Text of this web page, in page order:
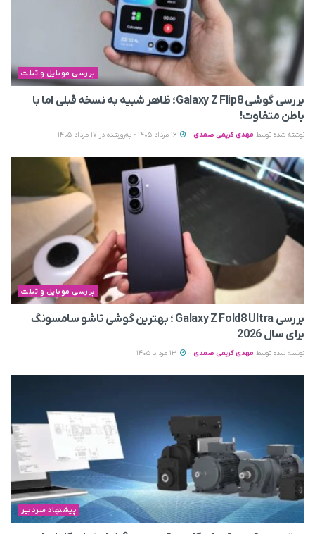
بررسی موبایل و تبلت
بررسی گوشی Galaxy Z Flip8؛ ظاهر شبیه به نسخه قبلی اما با
باطن متفاوت!
نوشته شده توسط مهدی کریمی صمدی
بررسی موبایل و تبلت
بررسی Galaxy Z Fold8 Ultra ؛ بهترین گوشی تاشو سامسونگ
برای سال 2026
نوشته شده توسط مهدی کریمی صمدی
پیشنهاد سردبیر